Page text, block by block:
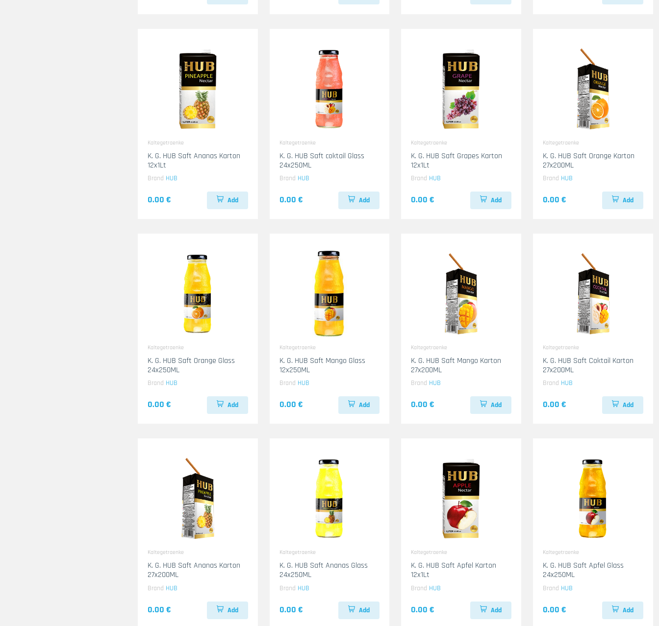
Kaltegetraenke
K. G. HUB Saft Ananas Karton
12x1Lt
Brand HUB
0.00 € Add
Kaltegetraenke
K. G. HUB Saft coktail Glass
24x250ML
Brand HUB
0.00 € Add
Kaltegetraenke
K. G. HUB Saft Grapes Karton
12x1Lt
Brand HUB
0.00 € Add
Kaltegetraenke
K. G. HUB Saft Orange Karton
27x200ML
Brand HUB
0.00 € Add
Kaltegetraenke
K. G. HUB Saft Orange Glass
24x250ML
Brand HUB
0.00 € Add
Kaltegetraenke
K. G. HUB Saft Mango Glass
12x250ML
Brand HUB
0.00 € Add
Kaltegetraenke
K. G. HUB Saft Mango Karton
27x200ML
Brand HUB
0.00 € Add
Kaltegetraenke
K. G. HUB Saft Coktail Karton
27x200ML
Brand HUB
0.00 € Add
Kaltegetraenke
K. G. HUB Saft Ananas Karton
27x200ML
Brand HUB
0.00 € Add
Kaltegetraenke
K. G. HUB Saft Ananas Glass
24x250ML
Brand HUB
0.00 € Add
Kaltegetraenke
K. G. HUB Saft Apfel Karton
12x1Lt
Brand HUB
0.00 € Add
Kaltegetraenke
K. G. HUB Saft Apfel Glass
24x250ML
Brand HUB
0.00 € Add